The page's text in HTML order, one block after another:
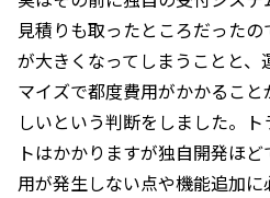
見積りも取ったところだった
が大きくなってしまうことと
マイズで都度費用がかかるこ
しいという判断をしました。
トはかかりますが独自開発ほ
用が発生しない点や機能追加